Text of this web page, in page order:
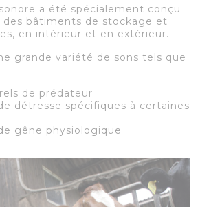
a été spécialement conçu
bâtiments de stockage et
en intérieur et en extérieur.
grande variété de sons tels que
de prédateur
détresse spécifiques à certaines
gêne physiologique